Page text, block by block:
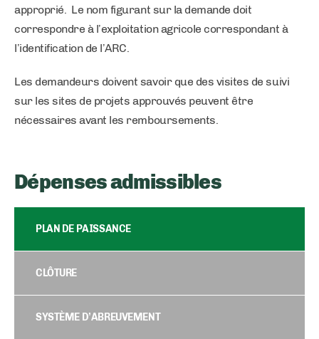
approprié. Le nom figurant sur la demande doit
correspondre à l’exploitation agricole correspondant à
l’identification de l’ARC.
Les demandeurs doivent savoir que des visites de suivi
sur les sites de projets approuvés peuvent être
nécessaires avant les remboursements.
Dépenses admissibles
PLAN DE PAISSANCE
CLÔTURE
SYSTÈME D’ABREUVEMENT